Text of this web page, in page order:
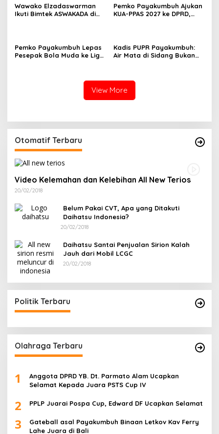
Wawako Elzadaswarman
Ikuti Bimtek ASWAKADA di
Pemko Payakumbuh Ajukan
KUA-PPAS 2027 ke DPRD,
Pemko Payakumbuh Lepas
Pesepak Bola Muda ke Liga
Kadis PUPR Payakumbuh:
Air Mata di Sidang Bukan
View More
Otomatif Terbaru
Video Kelemahan dan Kelebihan All New Terios
20/02/2018
Belum Pakai CVT, Apa yang Ditakuti
Daihatsu Indonesia?
20/02/2018
Daihatsu Santai Penjualan Sirion Kalah
Jauh dari Mobil LCGC
20/02/2018
Politik Terbaru
Olahraga Terbaru
1
Anggota DPRD YB. Dt. Parmato Alam Ucapkan
Selamat Kepada Juara PSTS Cup IV
2 PPLP Juarai Pospa Cup, Edward DF Ucapkan Selamat
3
Gateball asal Payakumbuh Binaan Letkov Kav Ferry
Lahe Juara di Bali